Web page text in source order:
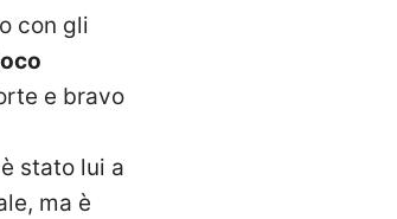
con gli
e bravo
stato lui a
ma è